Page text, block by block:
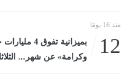
منذ 16 يومًا
12
بميزانية
وكرامة» عن شهر... الثلاثاء، 14 يوليو 2026